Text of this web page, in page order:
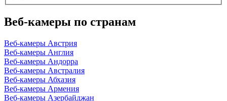
Веб-камеры по странам
Веб-камеры Австрия
Веб-камеры Англия
Веб-камеры Андорра
Веб-камеры Австралия
Веб-камеры Абхазия
Веб-камеры Армения
Веб-камеры Азербайджан